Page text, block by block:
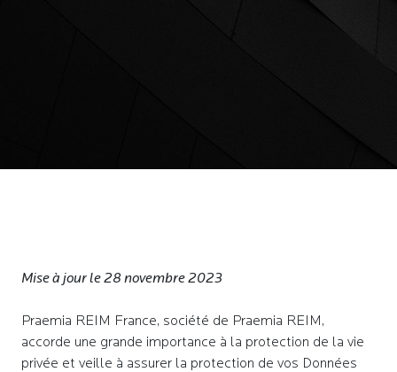
Mise à jour le 28 novembre 2023
Praemia REIM France, société de Praemia REIM,
accorde une grande importance à la protection de la vie
privée et veille à assurer la protection de vos Données